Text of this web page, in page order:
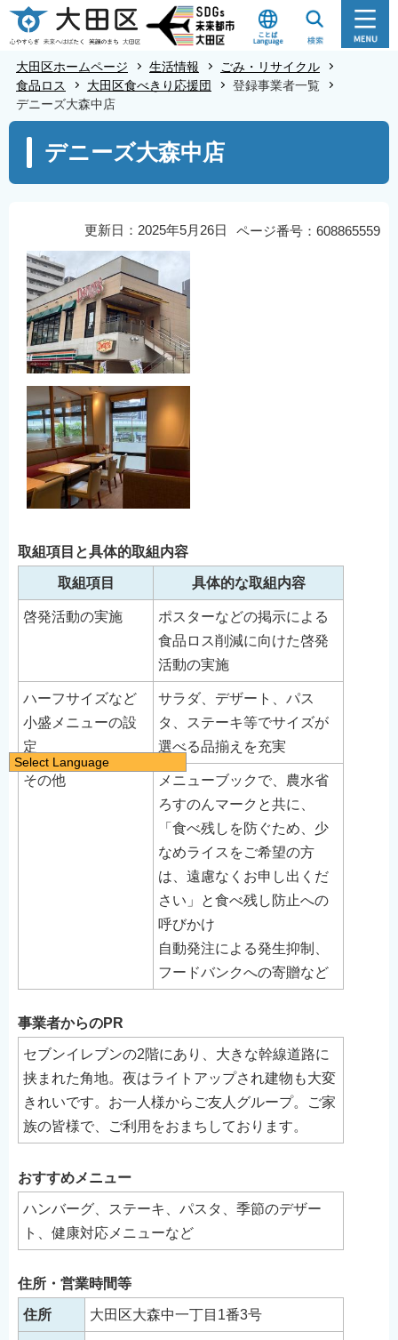
こ
の
の
頭
大田区ホームページ 生活情報
ごみ・リサイクル
食品ロス
大田区食べきり応援団
登録事業者一覧
デニーズ大森中店
こ
デニーズ大森中店
ページ番号：608865559
更新日：2025年5月26日
取組項目と具体的取組内容
取組項目 具体的な取組内容
啓発活動の実施
ポスターなどの掲示による
食品ロス削減に向けた啓発
活動の実施
ハーフサイズなど
小盛メニューの設
定
サラダ、デザート、パス
タ、ステーキ等でサイズが
選べる品揃えを充実
その他
メニューブックで、農水省
ろすのんマークと共に、
「食べ残しを防ぐため、少
なめライスをご希望の方
は、遠慮なくお申し出くだ
さい」と食べ残し防止への
呼びかけ
自動発注による発生抑制、
フードバンクへの寄贈など
事業者からのPR
セブンイレブンの2階にあり、大きな幹線道路に
挟まれた角地。夜はライトアップされ建物も大変
きれいです。お一人様からご友人グループ。ご家
族の皆様で、ご利用をおまちしております。
おすすめメニュー
ハンバーグ、ステーキ、パスタ、季節のデザー
ト、健康対応メニューなど
住所・営業時間等
住所 大田区大森中一丁目1番3号
Select Language
日本語